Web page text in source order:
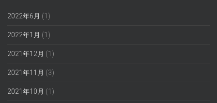
2022年6月 (1)
2022年1月 (1)
2021年12月 (1)
2021年11月 (3)
2021年10月 (1)